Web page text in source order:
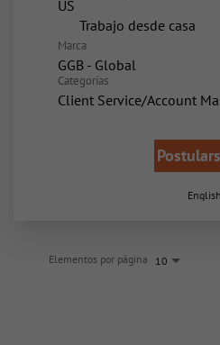
inicio
Trabajo desde casa
Marca
GGB - Global
Categorías
Client Service/Account
Elementos por página 10